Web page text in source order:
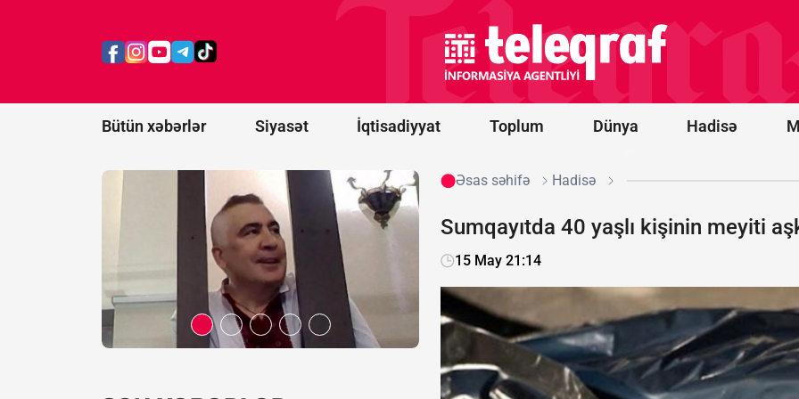
Bütün xəbərlər Siyasət İqtisadiyyat Toplum Dünya Hadisə
Məni buna
bilmirlər
Media
reyestrinin
aparılması
qaydaları
dəyişdi -
Əsas səhifə Hadisə
Sumqayıtda 40 yaşlı kişinin meyiti
15 May 21:14